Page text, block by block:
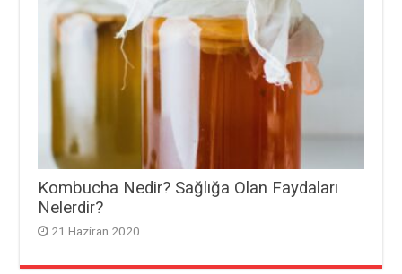
Kombucha Nedir? Sağlığa Olan Faydaları
Nelerdir?
21 Haziran 2020